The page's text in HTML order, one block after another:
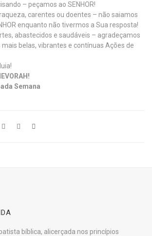
– peçamos ao SENHOR!
carentes ou doentes – não saiamos
enquanto não tivermos a Sua resposta!
abastecidos e saudáveis – agradeçamos
mais belas, vibrantes e contínuas Ações de
Semana
bíblica, alicerçada nos princípios